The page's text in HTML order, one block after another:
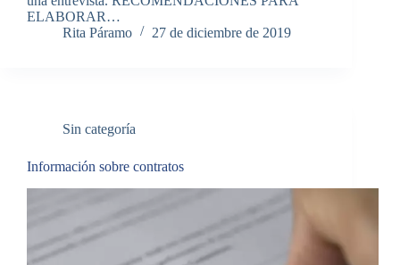
ELABORAR…
Rita Páramo
27 de diciembre de 2019
Sin categoría
Información sobre contratos